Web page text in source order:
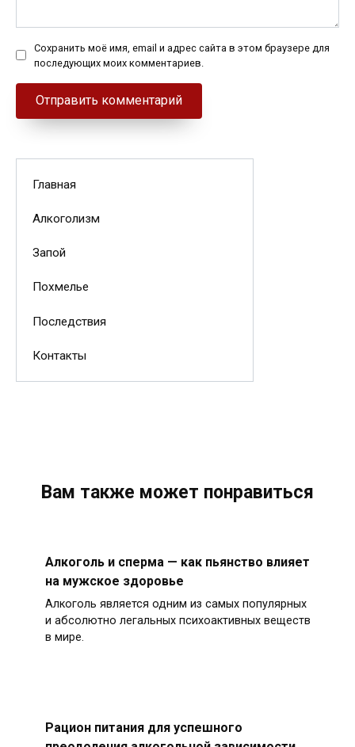
Сохранить моё имя, email и адрес сайта в этом браузере для
последующих моих комментариев.
Главная
Алкоголизм
Запой
Похмелье
Последствия
Контакты
Вам также может понравиться
Алкоголь и сперма — как пьянство влияет
на мужское здоровье
Алкоголь является одним из самых популярных
и абсолютно легальных психоактивных веществ
в мире.
Рацион питания для успешного